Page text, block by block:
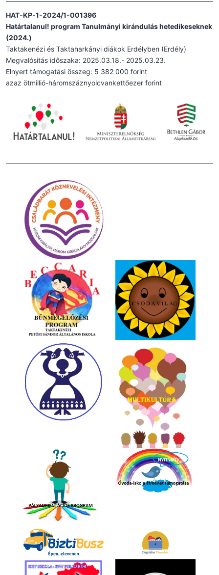
HAT-KP-1-2024/1-001396
Határtalanul! program Tanulmányi kirándulás hetedikeseknek
(2024.)
Taktakenézi és Taktaharkányi diákok Erdélyben (Erdély)
Megvalósítás időszaka: 2025.03.18.- 2025.03.23.
Elnyert támogatási összeg: 5 382 000 forint
azaz ötmillió-háromszáznyolcvankettőezer forint